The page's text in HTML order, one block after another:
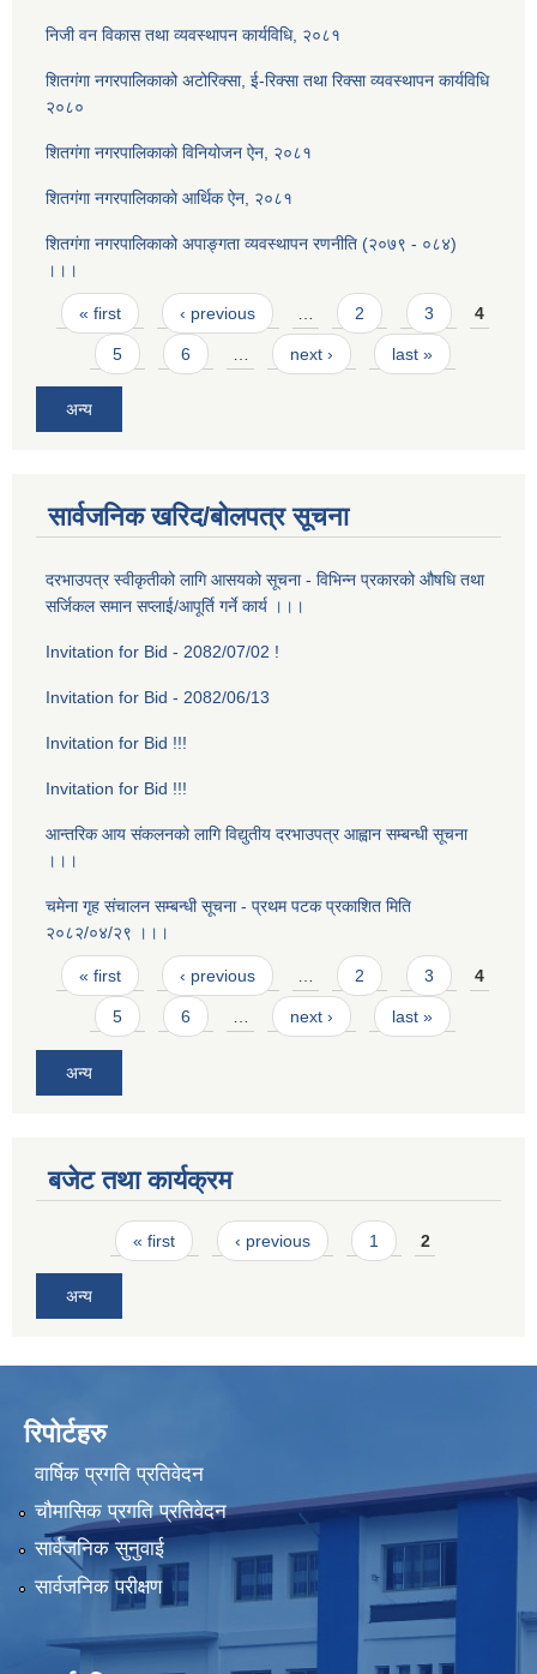
निजी वन विकास तथा व्यवस्थापन कार्यविधि, २०८१
शितगंगा नगरपालिकाको अटोरिक्सा, ई-रिक्सा तथा रिक्सा व्यवस्थापन कार्यविधि
२०८०
शितगंगा नगरपालिकाकाे विनियोजन ऐन, २०८१
शितगंगा नगरपालिकाकाे आर्थिक ऐन, २०८१
शितगंगा नगरपालिकाको अपाङ्गता व्यवस्थापन रणनीति (२०७९ - ०८४)
।।।
Pages
« first ‹ previous 2 3 4
5 6 next › last »
अन्य
सार्वजनिक खरिद/बोलपत्र सूचना
दरभाउपत्र स्वीकृतीको लागि आसयको सूचना - विभिन्न प्रकारको औषधि तथा
सर्जिकल समान सप्लाई/आपूर्ति गर्ने कार्य ।।।
Invitation for Bid - 2082/07/02 !
Invitation for Bid - 2082/06/13
Invitation for Bid !!!
Invitation for Bid !!!
आन्तरिक आय संकलनको लागि विद्युतीय दरभाउपत्र आह्वान सम्बन्धी सूचना
।।।
चमेना गृह स‌ंचालन सम्बन्धी सूचना - प्रथम पटक प्रकाशित मिति
२०८२/०४/२९ ।।।
Pages
« first ‹ previous … 2 3 4
5 6 … next › last »
अन्य
बजेट तथा कार्यक्रम
Pages« first ‹ previous 1 2
अन्य
रिपोर्टहरु
वार्षिक प्रगति प्रतिवेदन
चौमासिक प्रगति प्रतिवेदन
सार्वजनिक सुनुवाई
सार्वजनिक परीक्षण